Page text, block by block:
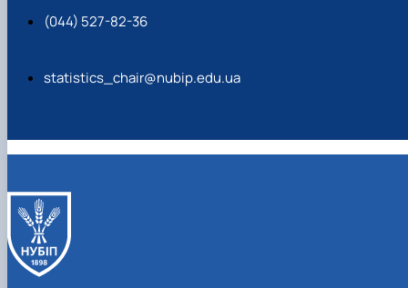
(044) 527-82-36
statistics_chair@nubip.edu.ua